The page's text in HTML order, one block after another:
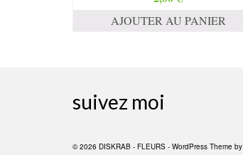
AJOUTER AU PANIER
suivez moi
© 2026 DISKRAB - FLEURS - WordPress Theme by